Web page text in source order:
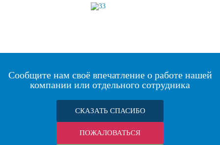
Сообщите нам своё впечатление о работе нашей
компании или отдельного сотрудника
СКАЗАТЬ СПАСИБО
ПОЖАЛОВАТЬСЯ